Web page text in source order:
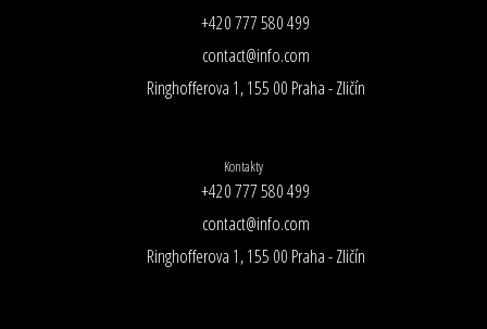
+420 777 580 499
contact@info.com
Ringhofferova 1, 155 00 Praha - Zličín
Kontakty
+420 777 580 499
contact@info.com
Ringhofferova 1, 155 00 Praha - Zličín